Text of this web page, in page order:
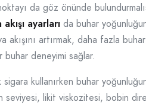
da göz önünde
akışı ayarları da buhar
akışını artırmak, daha fazla
deneyimi sağlar.
kullanırken buhar
seviyesi, likit viskozitesi, bobin